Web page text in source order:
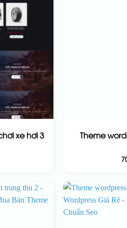
xe hơi 3 Theme